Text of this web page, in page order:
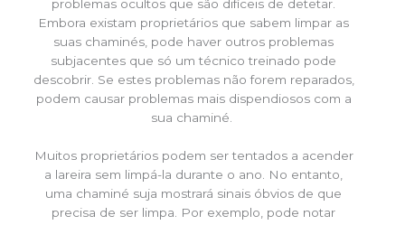
problemas ocultos que são difíceis de detetar.
Embora existam proprietários que sabem limpar as
suas chaminés, pode haver outros problemas
subjacentes que só um técnico treinado pode
descobrir. Se estes problemas não forem reparados,
podem causar problemas mais dispendiosos com a
sua chaminé.
Muitos proprietários podem ser tentados a acender
a lareira sem limpá-la durante o ano. No entanto,
uma chaminé suja mostrará sinais óbvios de que
precisa de ser limpa. Por exemplo, pode notar